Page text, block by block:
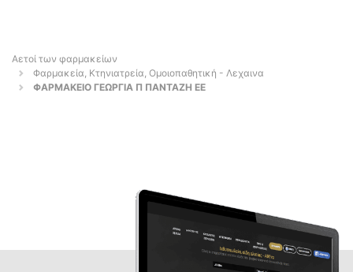
Αετοί των φαρμακείων
Φαρμακεία, Κτηνιατρεία, Ομοιοπαθητική - Λεχαινα
ΦΑΡΜΑΚΕΙΟ ΓΕΩΡΓΙΑ Π ΠΑΝΤΑΖΗ ΕΕ